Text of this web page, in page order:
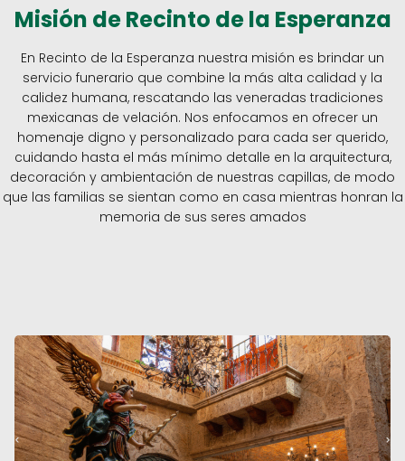
Misión de Recinto de la Esperanza
En Recinto de la Esperanza nuestra misión es brindar un
servicio funerario que combine la más alta calidad y la
calidez humana, rescatando las veneradas tradiciones
mexicanas de velación. Nos enfocamos en ofrecer un
homenaje digno y personalizado para cada ser querido,
cuidando hasta el más mínimo detalle en la arquitectura,
decoración y ambientación de nuestras capillas, de modo
que las familias se sientan como en casa mientras honran la
memoria de sus seres amados